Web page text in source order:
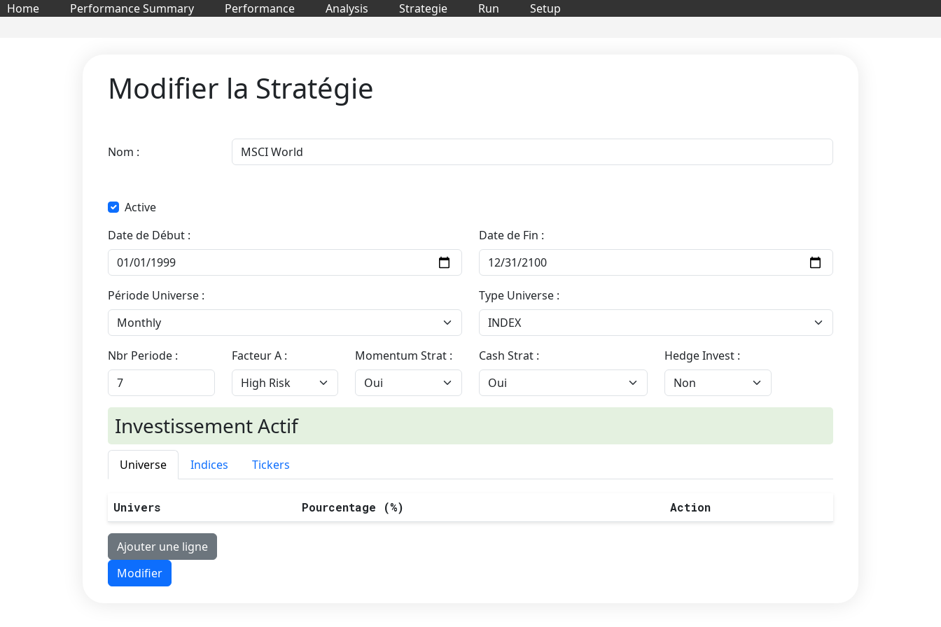
Home Performance Summary Performance Analysis Strategie Run Setup
Modifier la Stratégie
Nom :
Active
Date de Début :
Date de Fin :
Période Universe : Type Universe :
Nbr Periode : Facteur A : Momentum Strat : Cash Strat : Hedge Invest :
Investissement Actif
Universe Indices Tickers
Univers Pourcentage (%) Action
Ajouter une ligne
Modifier